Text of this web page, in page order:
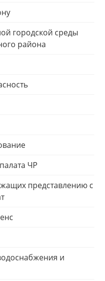
городской среды
района
ЧР
представлению с
и